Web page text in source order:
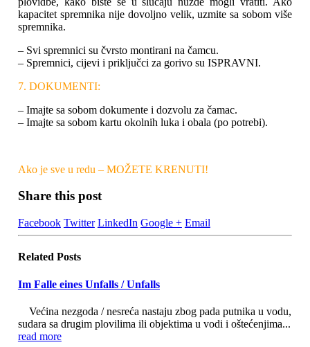
kapacitet spremnika nije dovoljno velik, uzmite sa sobom više
spremnika.
– Svi spremnici su čvrsto montirani na čamcu.
– Spremnici, cijevi i priključci za gorivo su ISPRAVNI.
7. DOKUMENTI:
– Imajte sa sobom dokumente i dozvolu za čamac.
– Imajte sa sobom kartu okolnih luka i obala (po potrebi).
Ako je sve u redu – MOŽETE KRENUTI!
Share this post
Facebook Twitter LinkedIn Google + Email
Related Posts
Im Falle eines Unfalls / Unfalls
Većina nezgoda / nesreća nastaju zbog pada putnika u vodu,
sudara sa drugim plovilima ili objektima u vodi i oštećenjima...
read more